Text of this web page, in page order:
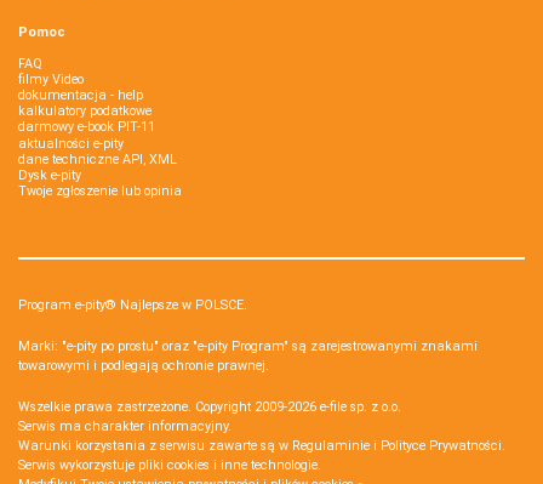
Pomoc
FAQ
filmy Video
dokumentacja - help
kalkulatory podatkowe
darmowy e-book PIT-11
aktualności e-pity
dane techniczne API, XML
Dysk e-pity
Twoje zgłoszenie lub opinia
Program e-pity® Najlepsze w POLSCE.
Marki: "e-pity po prostu" oraz "e-pity Program" są zarejestrowanymi znakami
towarowymi i podlegają ochronie prawnej.
Wszelkie prawa zastrzeżone. Copyright 2009-2026 e-file sp. z o.o.
Serwis ma charakter informacyjny.
Warunki korzystania z serwisu zawarte są w Regulaminie i Polityce Prywatności.
Serwis wykorzystuje pliki cookies i inne technologie.